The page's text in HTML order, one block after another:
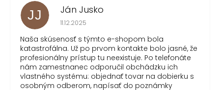
JJ Ján Jusko
Hodnotenie obchodu je 1 z 5 hviezdičiek.
11.12.2025
Naša skúsenosť s týmto e-shopom bola
katastrofálna. Už po prvom kontakte bolo jasné, že
profesionálny prístup tu neexistuje. Po telefonáte
nám zamestnanec odporučil obchádzku ich
vlastného systému: objednať tovar na dobierku s
osobným odberom, napísať do poznámky